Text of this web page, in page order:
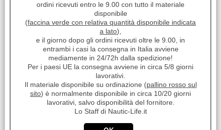
ordini ricevuti entro le 9.00 con tutto il materiale
disponibile
(faccina verde con relativa quantità disponibile indicata
a lato),
e il giorno dopo gli ordini ricevuti oltre le 9.00, in
entrambi i casi la consegna in Italia avviene
mediamente in 24/72h dalla spedizione!
Per i paesi UE la consegna avviene in circa 5/8 giorni
lavorativi.
Il materiale disponibile su ordinazione (pallino rosso sul
sito) è normalmente disponibile in circa 10/20 giorni
lavorativi, salvo disponibilità del fornitore.
Lo Staff di Nautic-Life.it